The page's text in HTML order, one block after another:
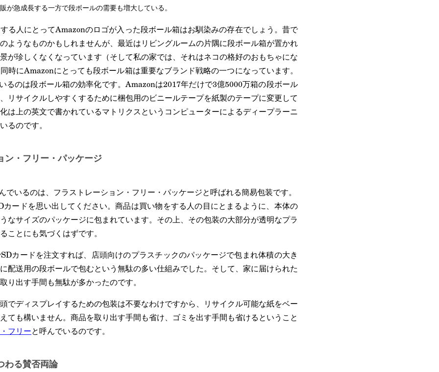
が急成長する一方で段ボールの需要も増大している。
る人にとってAmazonのロゴが入った段ボール箱はお馴染みの存在でしょう。昔で
ようなものかもしれませんが、最近はリビングルームの片隅に段ボール箱が置かれ
が珍しくなくなっています（そして私の家では、それはネコの格好のおもちゃにな
時にAmazonにとっても段ボール箱は重要なブランド戦略の一つになっています。
るのは段ボール箱の効率化です。Amazonは2017年だけで3億5000万箱の段ボール
リサイクルしやすくするために梱包用のビニールテープを紙製のテープに変更して
は上の英文で書かれているマトリクスというコンピューターによるディープラーニ
るのです。
ン・フリー・パッケージ
でいるのは、フラストレーション・フリー・パッケージと呼ばれる簡易包装です。
カードを思い出してください。商品は買い物をする人の目にとまるように、本体の
なサイズのパッケージに包まれています。その上、その包装の大部分が透明なプラ
ことにも気づくはずです。
カードを注文すれば、店頭向けのプラスチックのパッケージで包まれ体積の大き
配送用の段ボールで包むという無駄の多い仕組みでした。そして、家に届けられた
り出す手間も無駄が多かったのです。
でディスプレイするための包装は不要なわけですから、リサイクル可能な紙をベー
ても構いません。商品を取り出す手間も省け、ゴミを出す手間も省けるということ
フリーと呼んでいるのです。
わる賛否両論